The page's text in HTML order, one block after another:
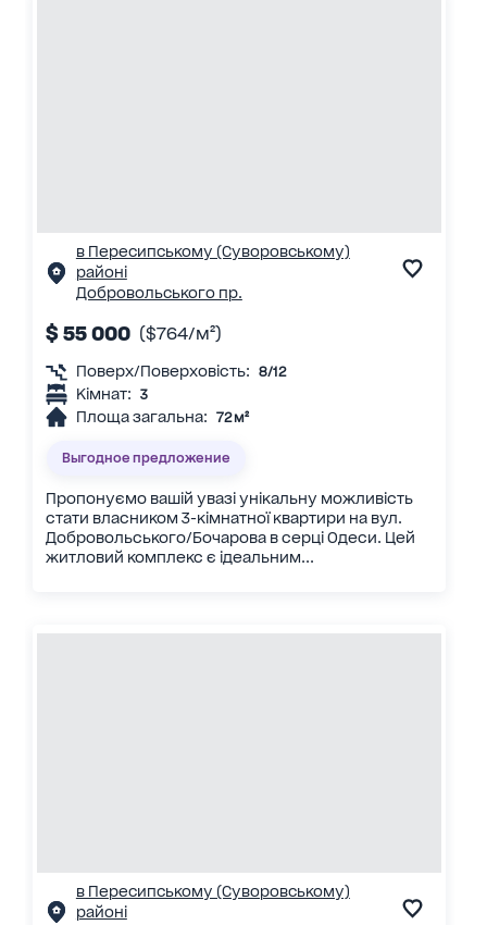
в Пересипському (Суворовському)
районі
Добровольського пр.
$ 55 000 ($764/м²)
Поверх/Поверховість: 8/12
Кімнат: 3
Площа загальна: 72 м²
Выгодное предложение
Пропонуємо вашій увазі унікальну можливість
стати власником 3-кімнатної квартири на вул.
Добровольського/Бочарова в серці Одеси. Цей
житловий комплекс є ідеальним...
в Пересипському (Суворовському)
районі